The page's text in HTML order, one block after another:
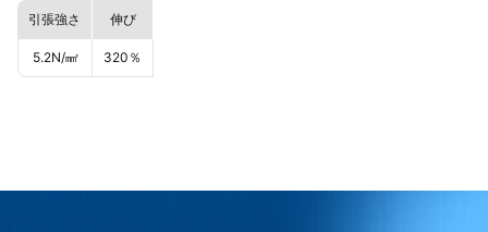
上、お気軽にお問合せください。 硬さ65°の天然ゴムです。 最も
ゴムらしい弾性をもっており、耐摩耗性などの力学的性質がよい
です。 ＜既製品＞ メーカー：WAKI(和気産業) 既製品のため、特
性の数値はあくまでも参考値 にてご検討下さいませ。
引張強さ
5.2N/㎟
伸び
320 ％